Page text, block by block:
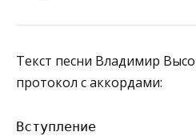
Текст песни Владимир
протокол с аккордами:
Вступление